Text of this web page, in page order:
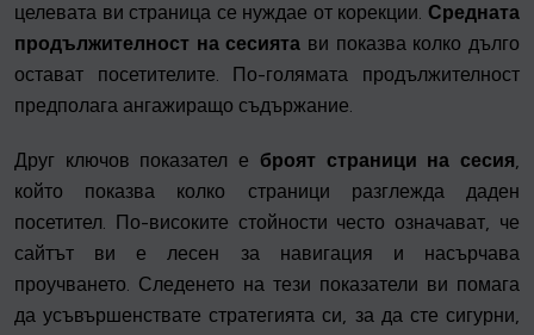
целевата ви страница се нуждае от корекции. Средната
продължителност на сесията ви показва колко дълго
остават посетителите. По-голямата продължителност
предполага ангажиращо съдържание.
Друг ключов показател е броят страници на сесия,
който показва колко страници разглежда даден
посетител. По-високите стойности често означават, че
сайтът ви е лесен за навигация и насърчава
проучването. Следенето на тези показатели ви помага
да усъвършенствате стратегията си, за да сте сигурни,